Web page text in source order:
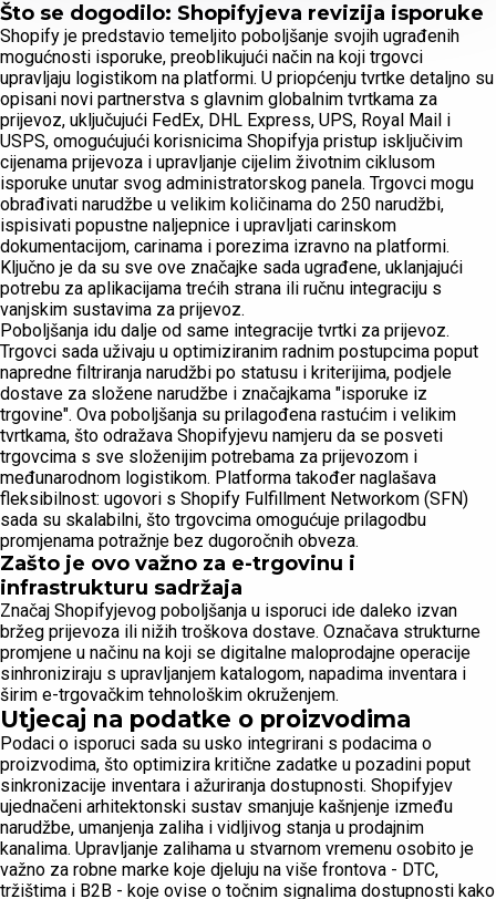
Što se dogodilo: Shopifyjeva revizija isporuke
Shopify je predstavio temeljito poboljšanje svojih ugrađenih
mogućnosti isporuke, preoblikujući način na koji trgovci
upravljaju logistikom na platformi. U priopćenju tvrtke detaljno su
opisani novi partnerstva s glavnim globalnim tvrtkama za
prijevoz, uključujući FedEx, DHL Express, UPS, Royal Mail i
USPS, omogućujući korisnicima Shopifyja pristup isključivim
cijenama prijevoza i upravljanje cijelim životnim ciklusom
isporuke unutar svog administratorskog panela. Trgovci mogu
obrađivati narudžbe u velikim količinama do 250 narudžbi,
ispisivati popustne naljepnice i upravljati carinskom
dokumentacijom, carinama i porezima izravno na platformi.
Ključno je da su sve ove značajke sada ugrađene, uklanjajući
potrebu za aplikacijama trećih strana ili ručnu integraciju s
vanjskim sustavima za prijevoz.
Poboljšanja idu dalje od same integracije tvrtki za prijevoz.
Trgovci sada uživaju u optimiziranim radnim postupcima poput
napredne filtriranja narudžbi po statusu i kriterijima, podjele
dostave za složene narudžbe i značajkama "isporuke iz
trgovine". Ova poboljšanja su prilagođena rastućim i velikim
tvrtkama, što odražava Shopifyjevu namjeru da se posveti
trgovcima s sve složenijim potrebama za prijevozom i
međunarodnom logistikom. Platforma također naglašava
fleksibilnost: ugovori s Shopify Fulfillment Networkom (SFN)
sada su skalabilni, što trgovcima omogućuje prilagodbu
promjenama potražnje bez dugoročnih obveza.
Zašto je ovo važno za e-trgovinu i
infrastrukturu sadržaja
Značaj Shopifyjevog poboljšanja u isporuci ide daleko izvan
bržeg prijevoza ili nižih troškova dostave. Označava strukturne
promjene u načinu na koji se digitalne maloprodajne operacije
sinhroniziraju s upravljanjem katalogom, napadima inventara i
širim e-trgovačkim tehnološkim okruženjem.
Utjecaj na podatke o proizvodima
Podaci o isporuci sada su usko integrirani s podacima o
proizvodima, što optimizira kritične zadatke u pozadini poput
sinkronizacije inventara i ažuriranja dostupnosti. Shopifyjev
ujednačeni arhitektonski sustav smanjuje kašnjenje između
narudžbe, umanjenja zaliha i vidljivog stanja u prodajnim
kanalima. Upravljanje zalihama u stvarnom vremenu osobito je
važno za robne marke koje djeluju na više frontova - DTC,
tržištima i B2B - koje ovise o točnim signalima dostupnosti kako